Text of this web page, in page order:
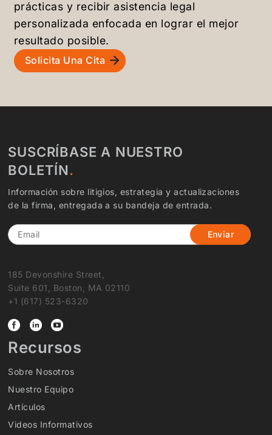
prácticas y recibir asistencia legal
personalizada enfocada en lograr el mejor
resultado posible.
Solicita Una Cita
SUSCRÍBASE A NUESTRO
BOLETÍN
Información sobre litigios, estrategia y actualizaciones
de la firma, entregada a su bandeja de entrada.
Email
185 Devonshire Street,
Suite 601, Boston, MA 02110
+1 (617) 523-6320
Recursos
Sobre Nosotros
Nuestro Equipo
Artículos
Videos Informativos